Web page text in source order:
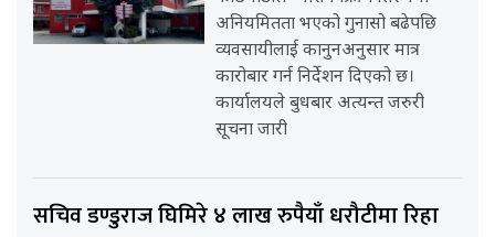
अनियमितता भएको गुनासो बढेपछि
व्यवसायीलाई कानुनअनुसार मात्र
कारोबार गर्न निर्देशन दिएको छ।
कार्यालयले बुधबार अत्यन्त जरुरी
सूचना जारी
सचिव डण्डुराज घिमिरे ४ लाख रुपैयाँ धरौटीमा रिहा